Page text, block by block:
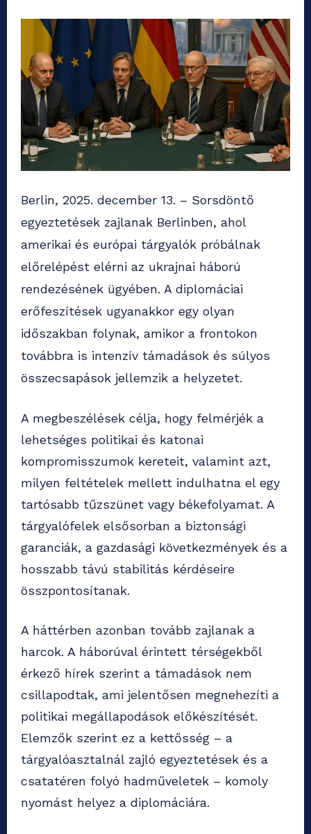
Berlin, 2025. december 13. – Sorsdöntő
egyeztetések zajlanak Berlinben, ahol
amerikai és európai tárgyalók próbálnak
előrelépést elérni az ukrajnai háború
rendezésének ügyében. A diplomáciai
erőfeszítések ugyanakkor egy olyan
időszakban folynak, amikor a frontokon
továbbra is intenzív támadások és súlyos
összecsapások jellemzik a helyzetet.
A megbeszélések célja, hogy felmérjék a
lehetséges politikai és katonai
kompromisszumok kereteit, valamint azt,
milyen feltételek mellett indulhatna el egy
tartósabb tűzszünet vagy békefolyamat. A
tárgyalófelek elsősorban a biztonsági
garanciák, a gazdasági következmények és a
hosszabb távú stabilitás kérdéseire
összpontosítanak.
A háttérben azonban tovább zajlanak a
harcok. A háborúval érintett térségekből
érkező hírek szerint a támadások nem
csillapodtak, ami jelentősen megnehezíti a
politikai megállapodások előkészítését.
Elemzők szerint ez a kettősség – a
tárgyalóasztalnál zajló egyeztetések és a
csatatéren folyó hadműveletek – komoly
nyomást helyez a diplomáciára.